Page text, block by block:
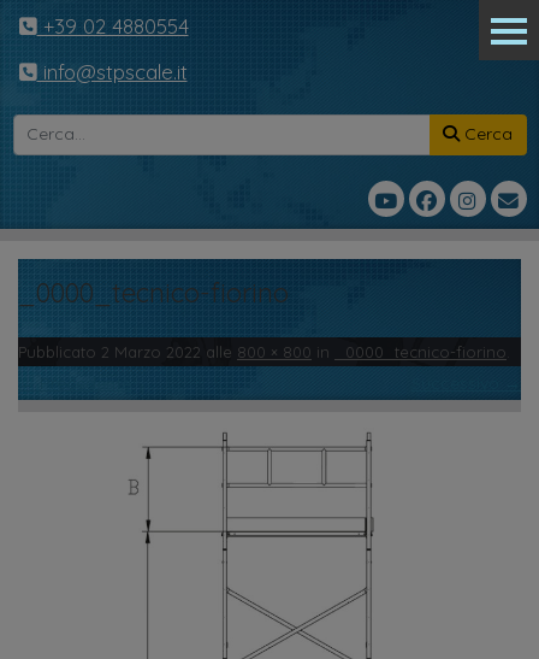
+39 02 4880554
info@stpscale.it
Cerca
_0000_tecnico-fiorino
Pubblicato 2 Marzo 2022 alle 800 × 800 in _0000_tecnico-fiorino